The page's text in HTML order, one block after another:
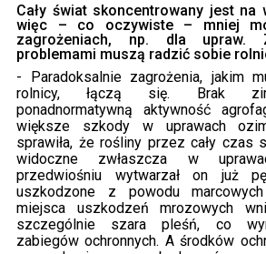
Cały świat skoncentrowany jest na
więc – co oczywiste – mniej
zagrożeniach, np. dla upraw.
problemami muszą radzić sobie
- Paradoksalnie zagrożenia, jakim
rolnicy, łączą się. Brak
ponadnormatywną aktywność
większe szkody w uprawach
sprawiła, że rośliny przez cały czas
widoczne zwłaszcza w
przedwiośniu wytwarzał on już
uszkodzone z powodu
miejsca uszkodzeń mrozowych
szczególnie szara pleśń, co
zabiegów ochronnych. A środków